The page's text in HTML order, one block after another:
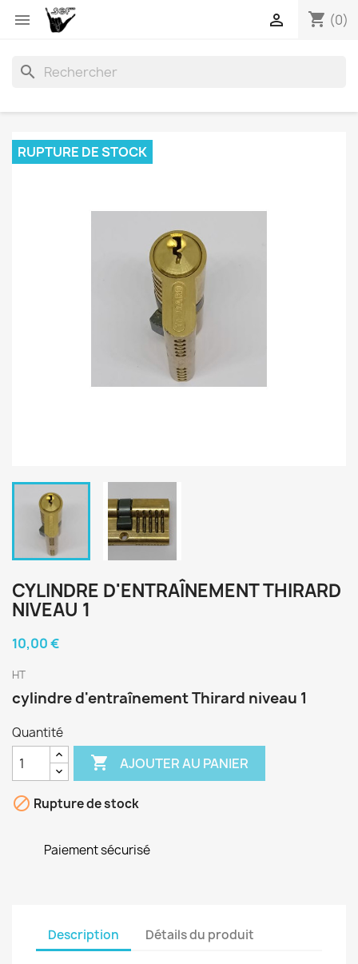
 shopping_cart (0)

search
RUPTURE DE STOCK
CYLINDRE D'ENTRAÎNEMENT THIRARD
NIVEAU 1
10,00 €
HT
cylindre d'entraînement Thirard niveau 1
Quantité
 AJOUTER AU PANIER
 Rupture de stock
Paiement sécurisé
Description Détails du produit